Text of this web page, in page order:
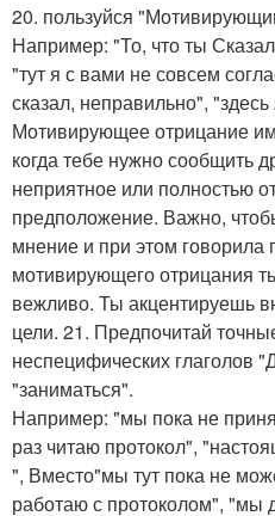
20. пользуйся
Например: "То, что ты
"тут я с вами не совсем
сказал, неправильно",
Мотивирующее отрицание
когда тебе нужно сообщить
неприятное или полностью
предположение. Важно,
мнение и при этом
мотивирующего отрицания
вежливо. Ты акцентируешь
цели. 21. Предпочитай
неспецифических глаголов
"заниматься".
Например: "мы пока не
раз читаю протокол",
", Вместо"мы тут пока не
работаю с протоколом", "мы